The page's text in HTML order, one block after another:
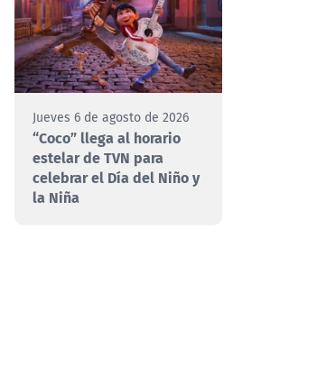
Jueves 6 de agosto de 2026
“Coco” llega al horario
estelar de TVN para
celebrar el Día del Niño y
la Niña